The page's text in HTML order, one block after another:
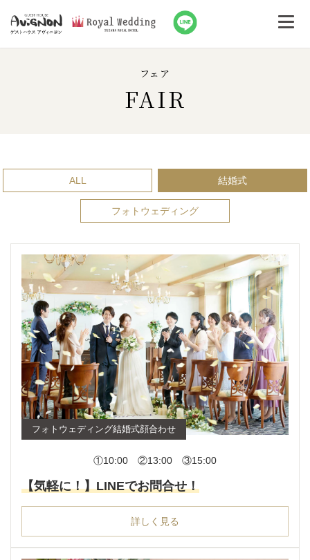
フェア
FAIR
ALL 結婚式
フォトウェディング
フォトウェディング結婚式顔合わせ
①10:00 ②13:00 ③15:00
【気軽に！】LINEでお問合せ！
詳しく見る